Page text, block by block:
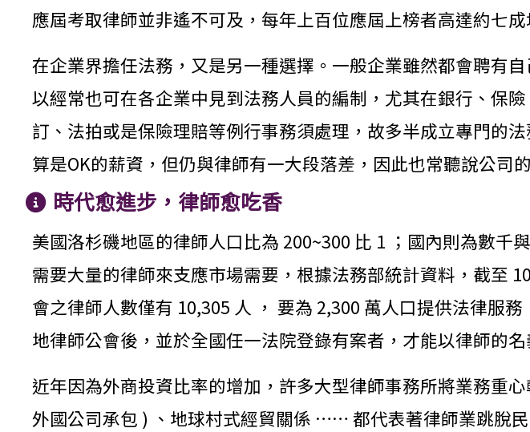
應屆考取律師並非遙不可及，每年上百位應屆上榜者高達約七成
在企業界擔任法務，又是另一種選擇。一般企業雖然都會聘有
以經常也可在各企業中見到法務人員的編制，尤其在銀行、保
訂、法拍或是保險理賠等例行事務須處理，故多半成立專門的
算是OK的薪資，但仍與律師有一大段落差，因此也常聽說公司
時代愈進步，律師愈吃香
美國洛杉磯地區的律師人口比為 200~300 比 1 ；國內則為數
需要大量的律師來支應市場需要，根據法務部統計資料，截至
會之律師人數僅有 10,305 人 ， 要為 2,300 萬人口提供法律服
地律師公會後，並於全國任一法院登錄有案者，才能以律師的
近年因為外商投資比率的增加，許多大型律師事務所將業務重
外國公司承包 ) 、地球村式經貿關係 …… 都代表著律師業跳脫